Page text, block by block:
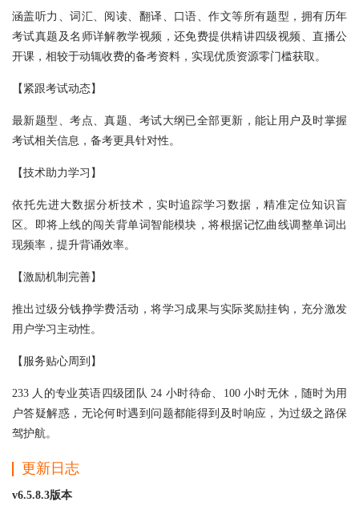
涵盖听力、词汇、阅读、翻译、口语、作文等所有题型，拥有历年
考试真题及名师详解教学视频，还免费提供精讲四级视频、直播公
开课，相较于动辄收费的备考资料，实现优质资源零门槛获取。
【紧跟考试动态】
最新题型、考点、真题、考试大纲已全部更新，能让用户及时掌握
考试相关信息，备考更具针对性。
【技术助力学习】
依托先进大数据分析技术，实时追踪学习数据，精准定位知识盲
区。即将上线的闯关背单词智能模块，将根据记忆曲线调整单词出
现频率，提升背诵效率。
【激励机制完善】
推出过级分钱挣学费活动，将学习成果与实际奖励挂钩，充分激发
用户学习主动性。
【服务贴心周到】
233 人的专业英语四级团队 24 小时待命、100 小时无休，随时为用
户答疑解惑，无论何时遇到问题都能得到及时响应，为过级之路保
驾护航。
更新日志
v6.5.8.3版本